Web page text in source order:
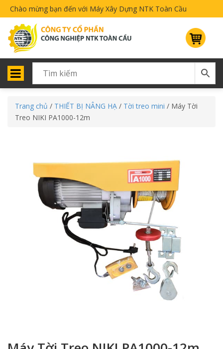
Chào mừng bạn đến với Máy Xây Dựng NTK Toàn Cầu
Trang chủ / THIẾT BỊ NÂNG HẠ / Tời treo mini / Máy Tời
Treo NIKI PA1000-12m